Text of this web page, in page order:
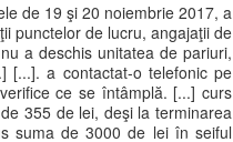
de 19 şi 20 noiembrie 2017, a
punctelor de lucru, angajaţii de
a deschis unitatea de pariuri,
[...]. a contactat-o telefonic pe
ce se întâmplă. [...] curs
355 de lei, deşi la terminarea
suma de 3000 de lei în seiful